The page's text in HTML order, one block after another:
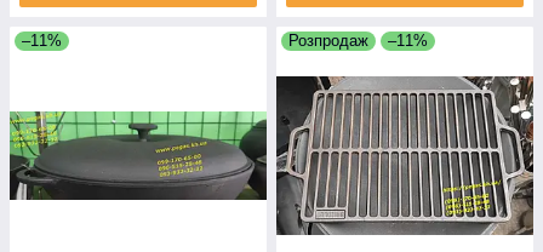
–11% Розпродаж –11%